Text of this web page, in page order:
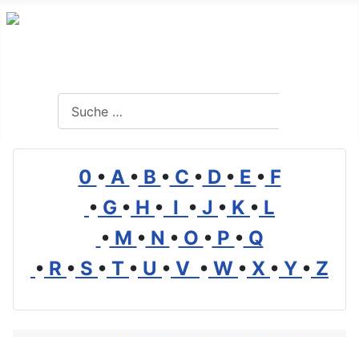
0 • A • B • C • D • E • F
• G • H • I • J • K • L
• M • N • O • P • Q
• R • S • T • U • V • W • X • Y • Z